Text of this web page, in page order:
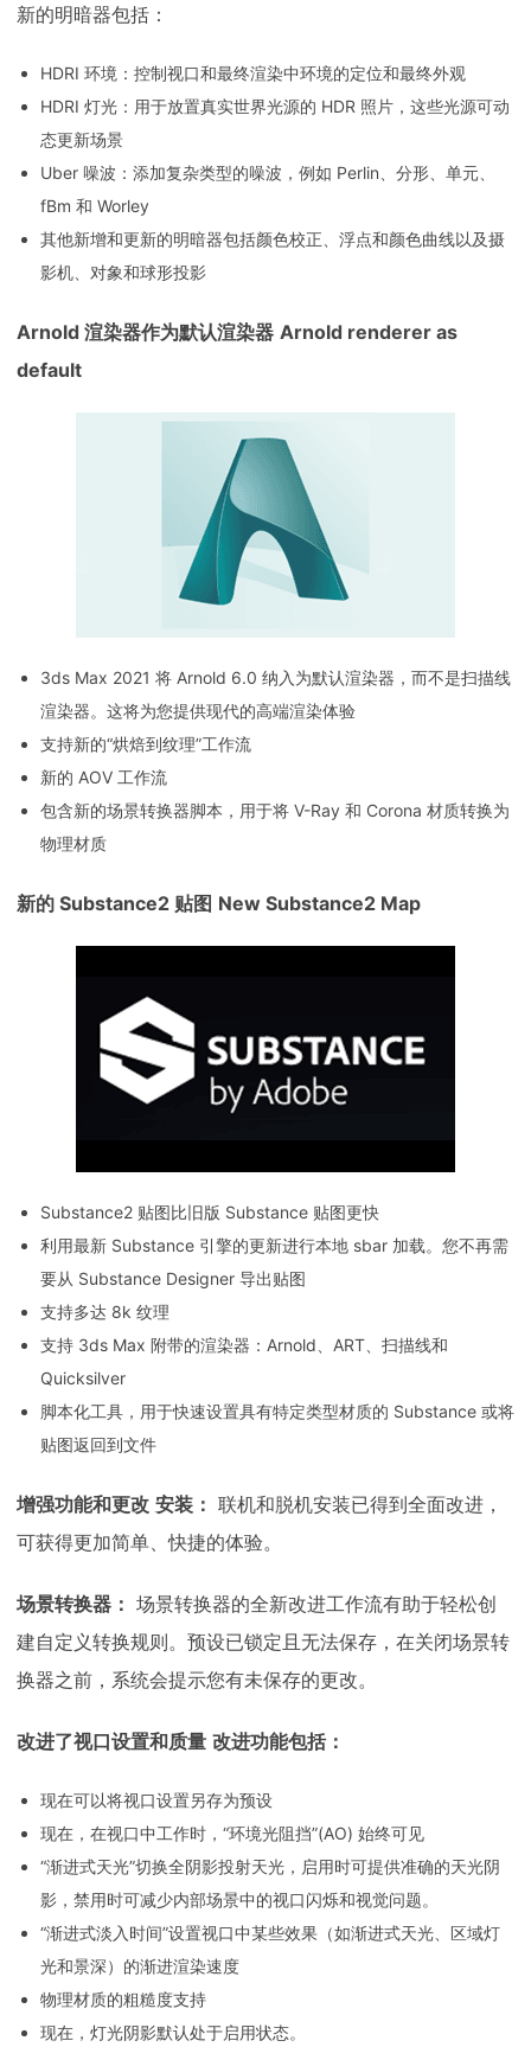
新的明暗器包括：
HDRI 环境：控制视口和最终渲染中环境的定位和最终外观
HDRI 灯光：用于放置真实世界光源的 HDR 照片，这些光源可动
态更新场景
Uber 噪波：添加复杂类型的噪波，例如 Perlin、分形、单元、
fBm 和 Worley
其他新增和更新的明暗器包括颜色校正、浮点和颜色曲线以及摄
影机、对象和球形投影
Arnold 渲染器作为默认渲染器 Arnold renderer as
default
3ds Max 2021 将 Arnold 6.0 纳入为默认渲染器，而不是扫描线
渲染器。这将为您提供现代的高端渲染体验
支持新的“烘焙到纹理”工作流
新的 AOV 工作流
包含新的场景转换器脚本，用于将 V-Ray 和 Corona 材质转换为
物理材质
新的 Substance2 贴图 New Substance2 Map
Substance2 贴图比旧版 Substance 贴图更快
利用最新 Substance 引擎的更新进行本地 sbar 加载。您不再需
要从 Substance Designer 导出贴图
支持多达 8k 纹理
支持 3ds Max 附带的渲染器：Arnold、ART、扫描线和
Quicksilver
脚本化工具，用于快速设置具有特定类型材质的 Substance 或将
贴图返回到文件
增强功能和更改 安装： 联机和脱机安装已得到全面改进，
可获得更加简单、快捷的体验。
场景转换器： 场景转换器的全新改进工作流有助于轻松创
建自定义转换规则。预设已锁定且无法保存，在关闭场景转
换器之前，系统会提示您有未保存的更改。
改进了视口设置和质量 改进功能包括：
现在可以将视口设置另存为预设
现在，在视口中工作时，“环境光阻挡”(AO) 始终可见
“渐进式天光”切换全阴影投射天光，启用时可提供准确的天光阴
影，禁用时可减少内部场景中的视口闪烁和视觉问题。
“渐进式淡入时间”设置视口中某些效果（如渐进式天光、区域灯
光和景深）的渐进渲染速度
物理材质的粗糙度支持
现在，灯光阴影默认处于启用状态。